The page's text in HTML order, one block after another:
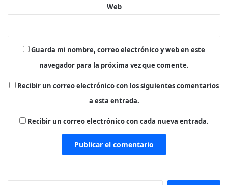
Web
Guarda mi nombre, correo electrónico y web en este
navegador para la próxima vez que comente.
Recibir un correo electrónico con los siguientes comentarios
a esta entrada.
Recibir un correo electrónico con cada nueva entrada.